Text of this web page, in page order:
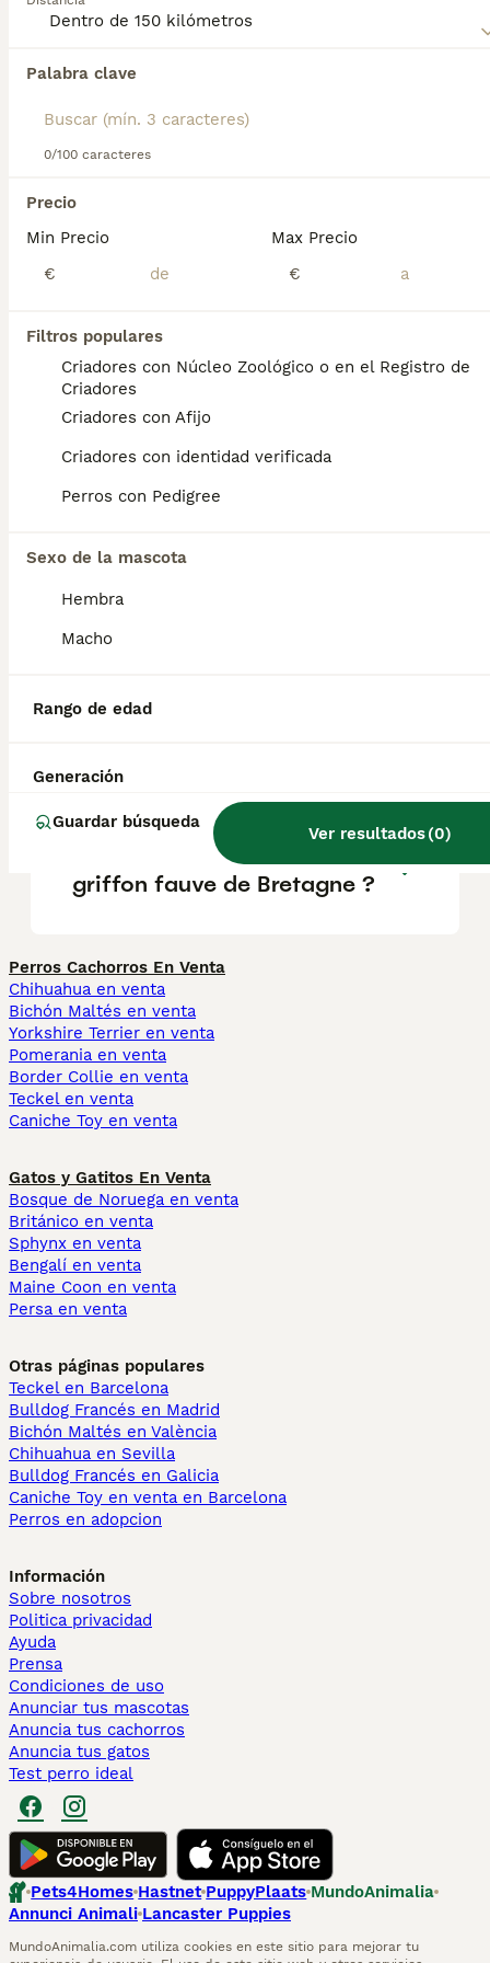
Palabra clave
0/100 caracteres
Precio
Min Precio
€
Max Precio
€
Filtros populares
Criadores con Núcleo Zoológico o en el Registro de
Criadores
Criadores con Afijo
Criadores con identidad verificada
Perros con Pedigree
Sexo de la mascota
Hembra
Macho
Rango de edad
Generación
Guardar búsqueda
Ver resultados(0)
Encontramos 0 Griffon Fauve de Bretagne
Si deseas exactamente esta búsqueda guarda tu
búsqueda y espera el resultado perfecto:
Preguntas frecuentes
¿El Basset Fauve de Bretagne
es una buena mascota?
Son perritos alegres, inteligentes,
amigables, valientes y muy activos. La raza
Basset Fauve de Bretagne se lleva bien con
los niños y otras mascotas . No son perros
puerta.
¿Son fáciles de entrenar los
Basset fauve de bretagne?
Quel est le caractère du
griffon fauve de Bretagne ?
Perros Cachorros En Venta
Chihuahua en venta
Bichón Maltés en venta
Yorkshire Terrier en venta
Pomerania en venta
Border Collie en venta
Teckel en venta
Caniche Toy en venta
Gatos y Gatitos En Venta
Bosque de Noruega en venta
Británico en venta
Sphynx en venta
Bengalí en venta
Maine Coon en venta
Persa en venta
Otras páginas populares
Teckel en Barcelona
Bulldog Francés en Madrid
Bichón Maltés en València
Chihuahua en Sevilla
Bulldog Francés en Galicia
Caniche Toy en venta en Barcelona
Perros en adopcion
Información
Sobre nosotros
Politica privacidad
Ayuda
Prensa
Condiciones de uso
Anunciar tus mascotas
Anuncia tus cachorros
Anuncia tus gatos
Test perro ideal
Pets4Homes Hastnet PuppyPlaats MundoAnimalia
Annunci Animali Lancaster Puppies
MundoAnimalia.com utiliza cookies en este sitio para mejorar tu